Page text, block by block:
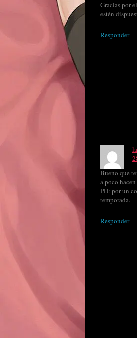
Gracias por
estén
Responder
Bueno que
a poco
PD: por un
temporada.
Responder